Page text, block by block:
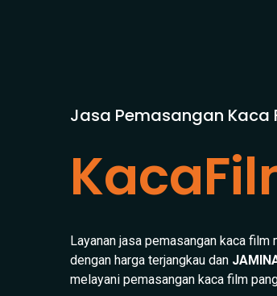
Jasa Pemasangan Kaca
Layanan jasa pemasangan kaca film
dengan harga terjangkau dan
melayani pemasangan kaca film